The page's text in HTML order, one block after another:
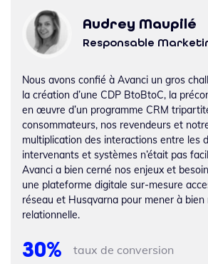
Audrey Maupilé
Responsable
Nous avons confié à Avanci un gros
la création d’une CDP BtoBtoC, la
en œuvre d’un programme CRM
consommateurs, nos revendeurs et
multiplication des interactions entre les
intervenants et systèmes n’était pas
Avanci a bien cerné nos enjeux et
une plateforme digitale sur-mesure
réseau et Husqvarna pour mener à
relationnelle.
30% taux de conversion